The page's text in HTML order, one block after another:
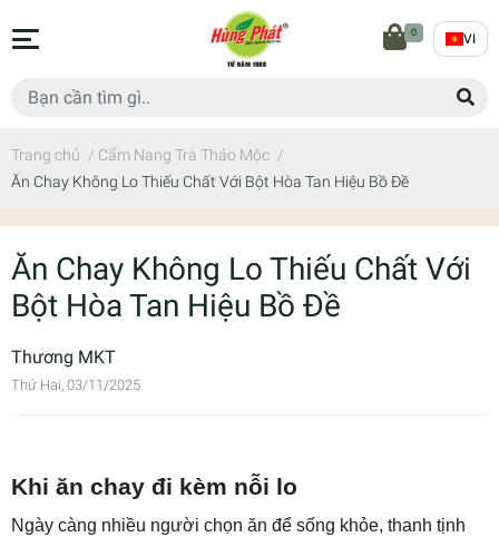
0 VI
Trang chủ / Cẩm Nang Trà Thảo Mộc /
Ăn Chay Không Lo Thiếu Chất Với Bột Hòa Tan Hiệu Bồ Đề
Ăn Chay Không Lo Thiếu Chất Với
Bột Hòa Tan Hiệu Bồ Đề
Thương MKT
Thứ Hai, 03/11/2025
Khi ăn chay đi kèm nỗi lo
Ngày càng nhiều người chọn ăn để sống khỏe, thanh tịnh